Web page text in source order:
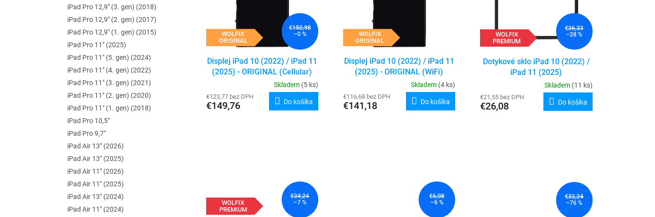
iPad Pro 12,9" (3. gen) (2018)
iPad Pro 12,9" (2. gen) (2017)
iPad Pro 12,9" (1. gen) (2015)
iPad Pro 11" (2025)
iPad Pro 11" (5. gen) (2024)
iPad Pro 11" (4. gen) (2022)
iPad Pro 11" (3. gen) (2021)
iPad Pro 11" (2. gen) (2020)
iPad Pro 11" (1. gen) (2018)
iPad Pro 10,5"
iPad Pro 9,7"
iPad Air 13" (2026)
iPad Air 13" (2025)
iPad Air 11" (2026)
iPad Air 11" (2025)
iPad Air 13" (2024)
iPad Air 11" (2024)
WOLFIX
ORIGINAL
€150,98
–0 %
Displej iPad 10 (2022) / iPad 11
(2025) - ORIGINAL (Cellular)
Skladem (5 ks)
€123,77 bez DPH
€149,76 Do košíka
WOLFIX
ORIGINAL
Displej iPad 10 (2022) / iPad 11
(2025) - ORIGINAL (WiFi)
Skladem (4 ks)
€116,68 bez DPH
€141,18 Do košíka
WOLFIX
PREMIUM
€36,33
–28 %
Dotykové sklo iPad 10 (2022) /
iPad 11 (2025)
Skladem (11 ks)
€21,55 bez DPH
€26,08 Do košíka
WOLFIX
PREMIUM
€34,24
–7 %
€6,08
–6 %
€32,24
–76 %